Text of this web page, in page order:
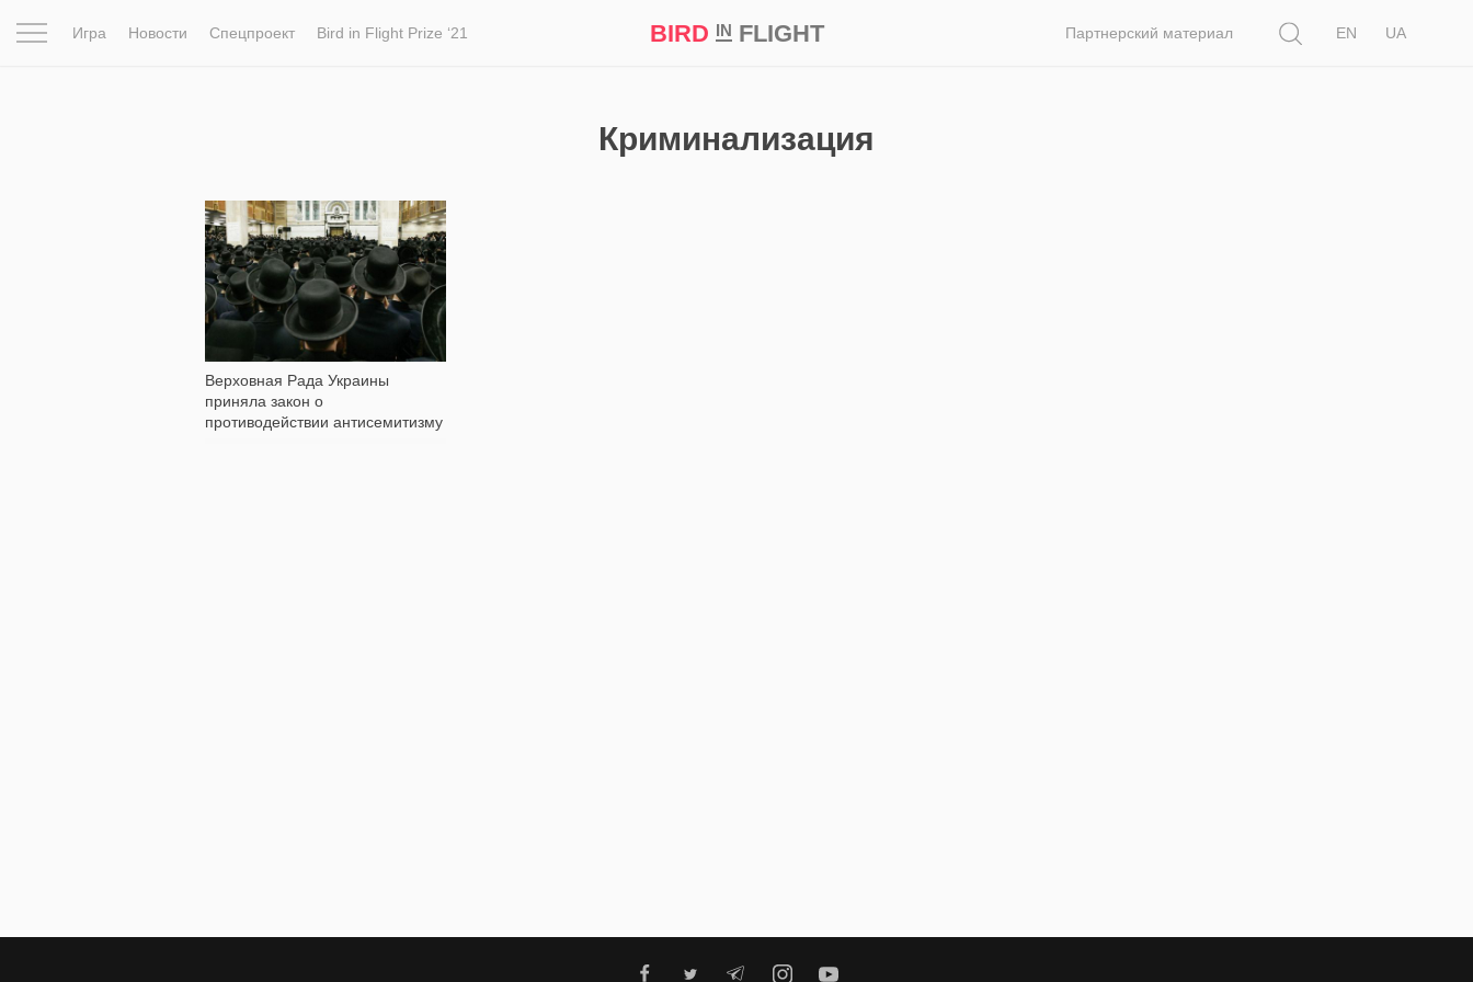
Игра Новости Спецпроект Bird in Flight Prize ‘21 BIRD INFLIGHT Партнерский материал
EN
UA
Криминализация
Верховная Рада Украины
приняла закон о
противодействии антисемитизму
265